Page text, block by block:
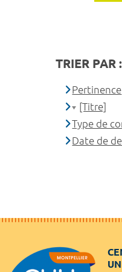
TRIER PAR :
Pertinence
[Titre]
Type de
Date de